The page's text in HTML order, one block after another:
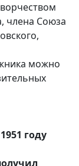
члена Союза
можно
году